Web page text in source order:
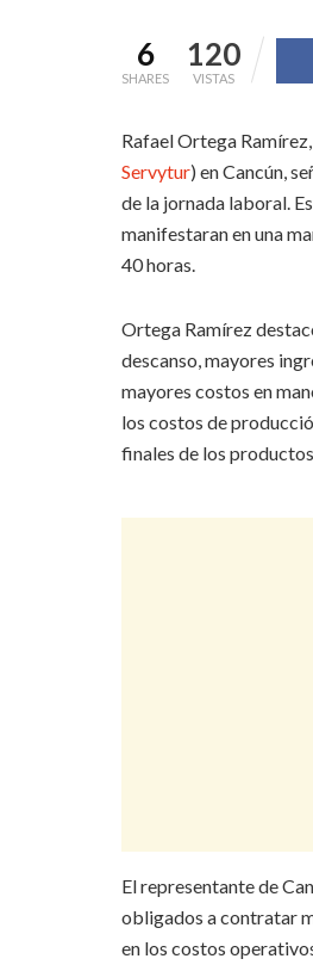
6
SHARES
120
VISTAS
Rafael Ortega
Servytur) en Cancún,
de la jornada laboral.
manifestaran en una
40 horas.
Ortega Ramírez
descanso, mayores
mayores costos en
los costos de
finales de los
El representante de
obligados a contratar
en los costos